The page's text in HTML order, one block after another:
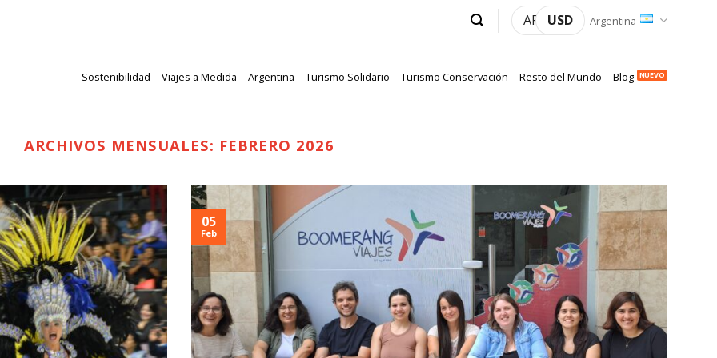
ARS USD Argentina
Sostenibilidad Viajes a Medida Argentina Turismo Solidario Turismo Conservación Resto del Mundo Blog
ARCHIVOS MENSUALES: FEBRERO 2026
05
Feb